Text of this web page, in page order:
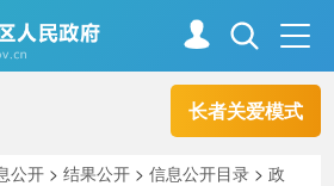
长者关爱模式
走进资阳
公开 >结果公开 >信息公开目录 >政